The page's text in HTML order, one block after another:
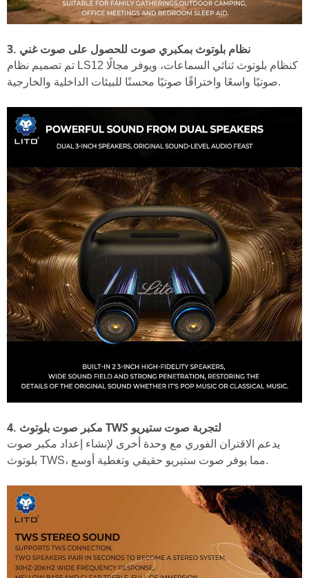
3. نظام بلوتوث بمكبري صوت للحصول على صوت غني
تم تصميم نظام LS12 كنظام بلوتوث ثنائي السماعات، ويوفر مجالًا
صوتيًا واسعًا واختراقًا صوتيًا محسنًا للبيئات الداخلية والخارجية.
4. مكبر صوت بلوتوث TWS لتجربة صوت ستيريو
يدعم الاقتران الفوري مع وحدة أخرى لإنشاء إعداد مكبر صوت
بلوتوث TWS، مما يوفر صوت ستيريو حقيقي وتغطية أوسع.